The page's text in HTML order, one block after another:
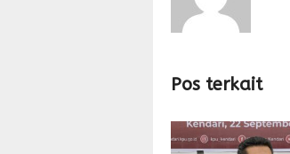
Pos terkait